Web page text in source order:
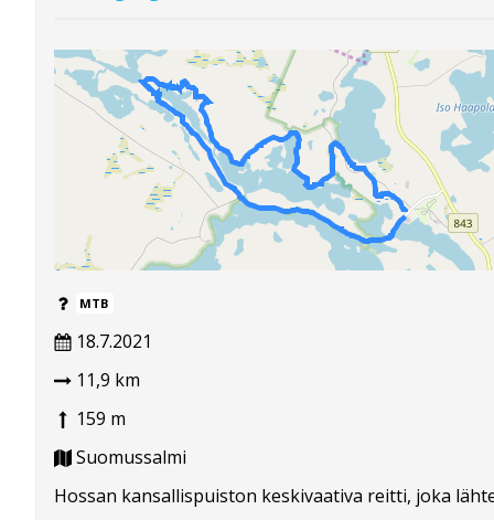
MTB
18.7.2021
11,9 km
159 m
Suomussalmi
Hossan kansallispuiston keskivaativa reitti, joka